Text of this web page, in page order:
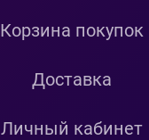
Корзина покупок
Доставка
Личный кабинет